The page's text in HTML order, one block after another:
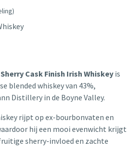
Cask Finish Irish Whiskey is
blended whiskey van 43%,
Distillery in de Boyne Valley.
rijpt op ex-bourbonvaten en
hij een mooi evenwicht krijgt
sherry-invloed en zachte